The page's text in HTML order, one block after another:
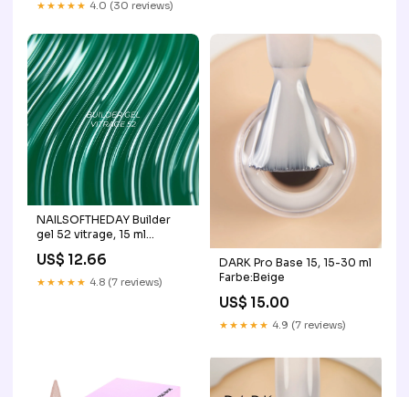
★★★★★ 4.0 (30 reviews)
NAILSOFTHEDAY Builder
gel 52 vitrage, 15 ml
Inhalt:15 g
US$ 12.66
★★★★★ 4.8 (7 reviews)
DARK Pro Base 15, 15-30 ml
Farbe:Beige
US$ 15.00
★★★★★ 4.9 (7 reviews)